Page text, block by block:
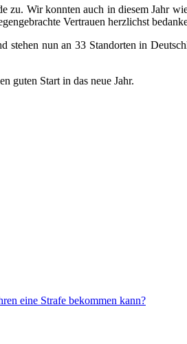
zu. Wir konnten auch in diesem Jahr
Vertrauen herzlichst
stehen nun an 33 Standorten in
guten Start in das neue Jahr.
eine Strafe bekommen kann?